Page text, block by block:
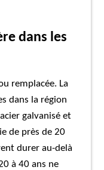
dans les
remplacée. La
dans la région
galvanisé et
de près de 20
durer au-delà
à 40 ans ne